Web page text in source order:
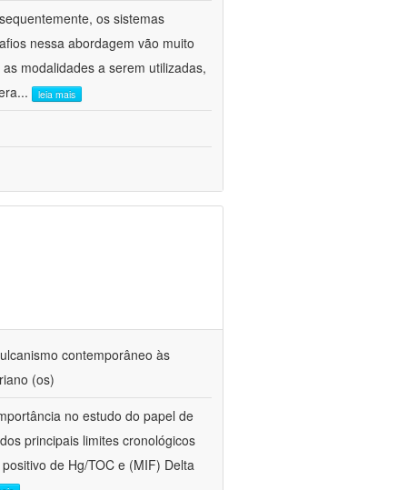
os sistemas
nessa abordagem vão muito
modalidades a serem utilizadas,
... leia mais
contemporâneo às
(os)
no estudo do papel de
principais limites cronológicos
de Hg/TOC e (MIF) Delta